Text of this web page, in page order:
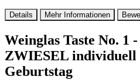
Details Mehr Informationen
Weinglas Taste No. 1
ZWIESEL
Geburtstag